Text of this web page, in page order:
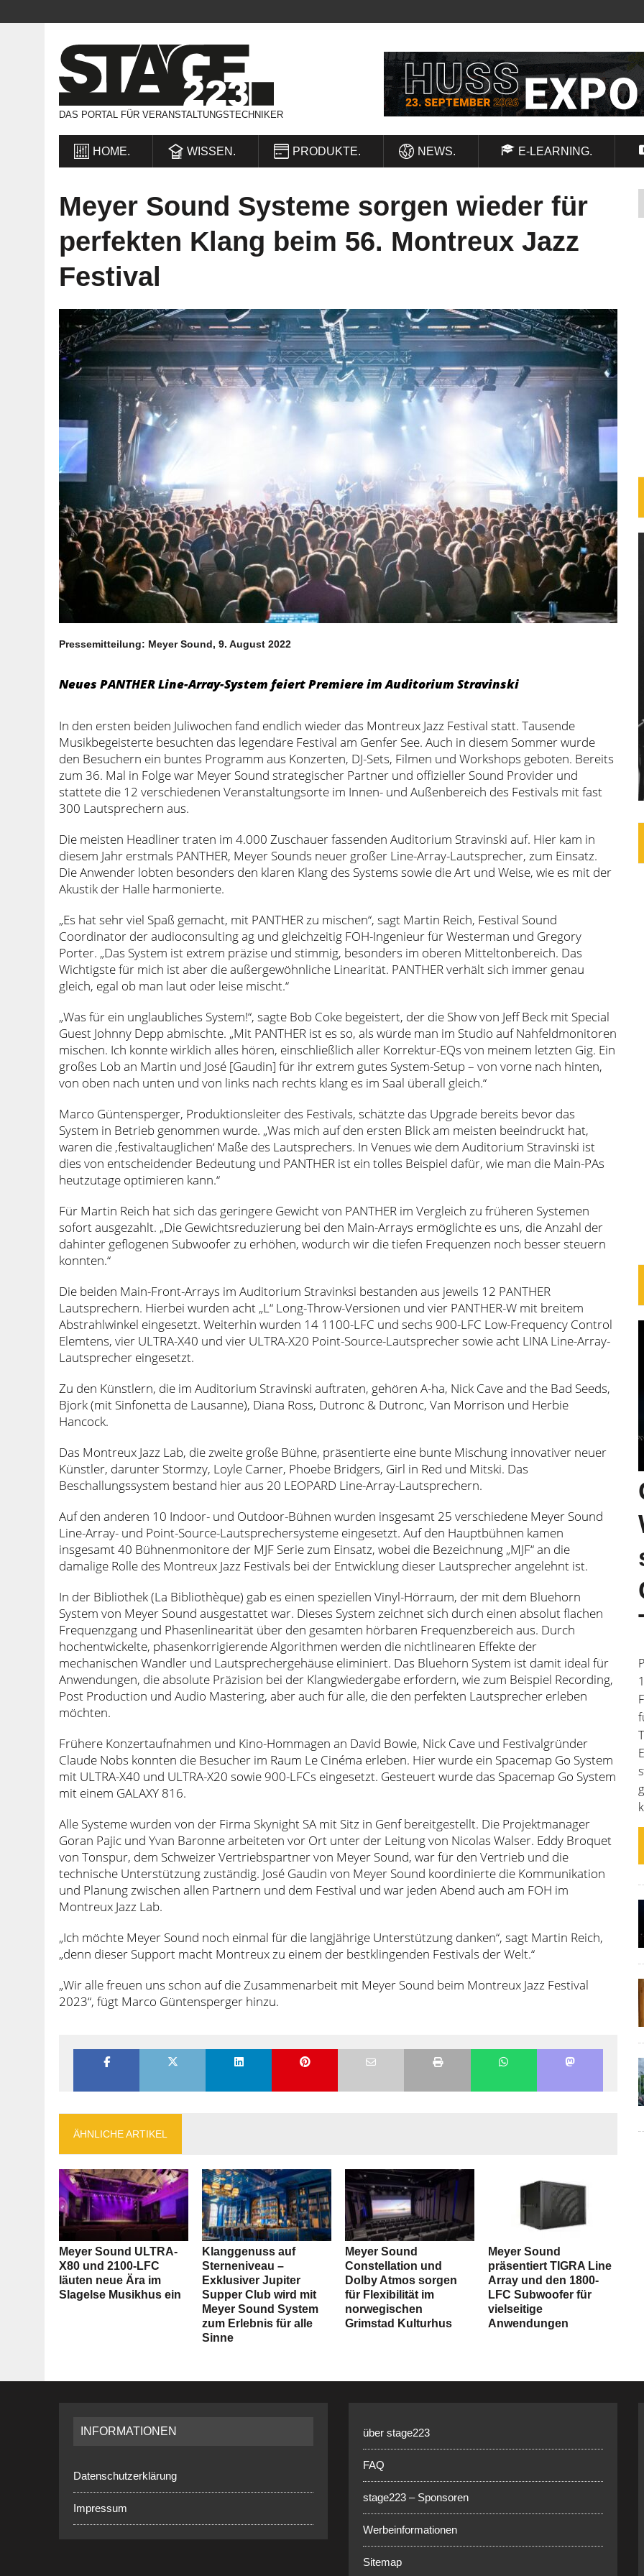
DAS PORTAL FÜR VERANSTALTUNGSTECHNIKER
HOME. WISSEN. PRODUKTE. NEWS. E-LEARNING.
Meyer Sound Systeme sorgen wieder für
perfekten Klang beim 56. Montreux Jazz
Festival
Pressemitteilung: Meyer Sound, 9. August 2022
Neues PANTHER Line-Array-System feiert Premiere im Auditorium Stravinski
In den ersten beiden Juliwochen fand endlich wieder das Montreux Jazz Festival statt. Tausende
Musikbegeisterte besuchten das legendäre Festival am Genfer See. Auch in diesem Sommer wurde
den Besuchern ein buntes Programm aus Konzerten, DJ-Sets, Filmen und Workshops geboten. Bereits
zum 36. Mal in Folge war Meyer Sound strategischer Partner und offizieller Sound Provider und
stattete die 12 verschiedenen Veranstaltungsorte im Innen- und Außenbereich des Festivals mit fast
300 Lautsprechern aus.
Die meisten Headliner traten im 4.000 Zuschauer fassenden Auditorium Stravinski auf. Hier kam in
diesem Jahr erstmals PANTHER, Meyer Sounds neuer großer Line-Array-Lautsprecher, zum Einsatz.
Die Anwender lobten besonders den klaren Klang des Systems sowie die Art und Weise, wie es mit der
Akustik der Halle harmonierte.
„Es hat sehr viel Spaß gemacht, mit PANTHER zu mischen“, sagt Martin Reich, Festival Sound
Coordinator der audioconsulting ag und gleichzeitig FOH-Ingenieur für Westerman und Gregory
Porter. „Das System ist extrem präzise und stimmig, besonders im oberen Mitteltonbereich. Das
Wichtigste für mich ist aber die außergewöhnliche Linearität. PANTHER verhält sich immer genau
gleich, egal ob man laut oder leise mischt.“
„Was für ein unglaubliches System!“, sagte Bob Coke begeistert, der die Show von Jeff Beck mit Special
Guest Johnny Depp abmischte. „Mit PANTHER ist es so, als würde man im Studio auf Nahfeldmonitoren
mischen. Ich konnte wirklich alles hören, einschließlich aller Korrektur-EQs von meinem letzten Gig. Ein
großes Lob an Martin und José [Gaudin] für ihr extrem gutes System-Setup – von vorne nach hinten,
von oben nach unten und von links nach rechts klang es im Saal überall gleich.“
Marco Güntensperger, Produktionsleiter des Festivals, schätzte das Upgrade bereits bevor das
System in Betrieb genommen wurde. „Was mich auf den ersten Blick am meisten beeindruckt hat,
waren die ‚festivaltauglichen‘ Maße des Lautsprechers. In Venues wie dem Auditorium Stravinski ist
dies von entscheidender Bedeutung und PANTHER ist ein tolles Beispiel dafür, wie man die Main-PAs
heutzutage optimieren kann.“
Für Martin Reich hat sich das geringere Gewicht von PANTHER im Vergleich zu früheren Systemen
sofort ausgezahlt. „Die Gewichtsreduzierung bei den Main-Arrays ermöglichte es uns, die Anzahl der
dahinter geflogenen Subwoofer zu erhöhen, wodurch wir die tiefen Frequenzen noch besser steuern
konnten.“
Die beiden Main-Front-Arrays im Auditorium Stravinksi bestanden aus jeweils 12 PANTHER
Lautsprechern. Hierbei wurden acht „L“ Long-Throw-Versionen und vier PANTHER-W mit breitem
Abstrahlwinkel eingesetzt. Weiterhin wurden 14 1100-LFC und sechs 900-LFC Low-Frequency Control
Elemtens, vier ULTRA-X40 und vier ULTRA-X20 Point-Source-Lautsprecher sowie acht LINA Line-Array-
Lautsprecher eingesetzt.
Zu den Künstlern, die im Auditorium Stravinski auftraten, gehören A-ha, Nick Cave and the Bad Seeds,
Bjork (mit Sinfonetta de Lausanne), Diana Ross, Dutronc & Dutronc, Van Morrison und Herbie
Hancock.
Das Montreux Jazz Lab, die zweite große Bühne, präsentierte eine bunte Mischung innovativer neuer
Künstler, darunter Stormzy, Loyle Carner, Phoebe Bridgers, Girl in Red und Mitski. Das
Beschallungssystem bestand hier aus 20 LEOPARD Line-Array-Lautsprechern.
Auf den anderen 10 Indoor- und Outdoor-Bühnen wurden insgesamt 25 verschiedene Meyer Sound
Line-Array- und Point-Source-Lautsprechersysteme eingesetzt. Auf den Hauptbühnen kamen
insgesamt 40 Bühnenmonitore der MJF Serie zum Einsatz, wobei die Bezeichnung „MJF“ an die
damalige Rolle des Montreux Jazz Festivals bei der Entwicklung dieser Lautsprecher angelehnt ist.
In der Bibliothek (La Bibliothèque) gab es einen speziellen Vinyl-Hörraum, der mit dem Bluehorn
System von Meyer Sound ausgestattet war. Dieses System zeichnet sich durch einen absolut flachen
Frequenzgang und Phasenlinearität über den gesamten hörbaren Frequenzbereich aus. Durch
hochentwickelte, phasenkorrigierende Algorithmen werden die nichtlinearen Effekte der
mechanischen Wandler und Lautsprechergehäuse eliminiert. Das Bluehorn System ist damit ideal für
Anwendungen, die absolute Präzision bei der Klangwiedergabe erfordern, wie zum Beispiel Recording,
Post Production und Audio Mastering, aber auch für alle, die den perfekten Lautsprecher erleben
möchten.
Frühere Konzertaufnahmen und Kino-Hommagen an David Bowie, Nick Cave und Festivalgründer
Claude Nobs konnten die Besucher im Raum Le Cinéma erleben. Hier wurde ein Spacemap Go System
mit ULTRA-X40 und ULTRA-X20 sowie 900-LFCs eingesetzt. Gesteuert wurde das Spacemap Go System
mit einem GALAXY 816.
Alle Systeme wurden von der Firma Skynight SA mit Sitz in Genf bereitgestellt. Die Projektmanager
Goran Pajic und Yvan Baronne arbeiteten vor Ort unter der Leitung von Nicolas Walser. Eddy Broquet
von Tonspur, dem Schweizer Vertriebspartner von Meyer Sound, war für den Vertrieb und die
technische Unterstützung zuständig. José Gaudin von Meyer Sound koordinierte die Kommunikation
und Planung zwischen allen Partnern und dem Festival und war jeden Abend auch am FOH im
Montreux Jazz Lab.
„Ich möchte Meyer Sound noch einmal für die langjährige Unterstützung danken“, sagt Martin Reich,
„denn dieser Support macht Montreux zu einem der bestklingenden Festivals der Welt.“
„Wir alle freuen uns schon auf die Zusammenarbeit mit Meyer Sound beim Montreux Jazz Festival
2023“, fügt Marco Güntensperger hinzu.
ÄHNLICHE ARTIKEL
Meyer Sound ULTRA-
X80 und 2100-LFC
läuten neue Ära im
Slagelse Musikhus ein
Klanggenuss auf
Sterneniveau –
Exklusiver Jupiter
Supper Club wird mit
Meyer Sound System
zum Erlebnis für alle
Sinne
Meyer Sound
Constellation und
Dolby Atmos sorgen
für Flexibilität im
norwegischen
Grimstad Kulturhus
Meyer Sound
präsentiert TIGRA Line
Array und den 1800-
LFC Subwoofer für
vielseitige
Anwendungen
INFORMATIONEN
Datenschutzerklärung
Impressum
über stage223
FAQ
stage223 – Sponsoren
Werbeinformationen
Sitemap